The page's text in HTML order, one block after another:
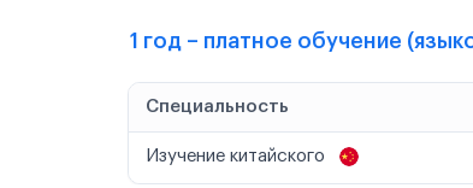
1 год – платное обучение
Специальность
Изучение китайского